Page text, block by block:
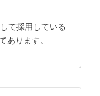
て採用している
あります。